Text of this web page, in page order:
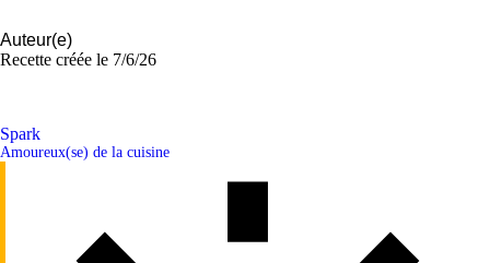
Auteur(e)
Recette créée le 7/6/26
Spark
Amoureux(se) de la cuisine